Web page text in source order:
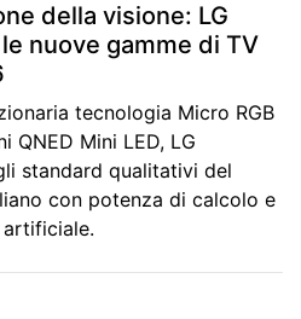
della visione: LG
nuove gamme di TV
tecnologia Micro RGB
QNED Mini LED, LG
standard qualitativi del
con potenza di calcolo e